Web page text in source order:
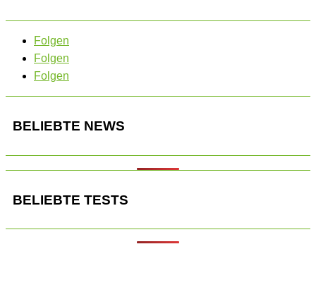
Folgen
Folgen
Folgen
BELIEBTE NEWS
BELIEBTE TESTS